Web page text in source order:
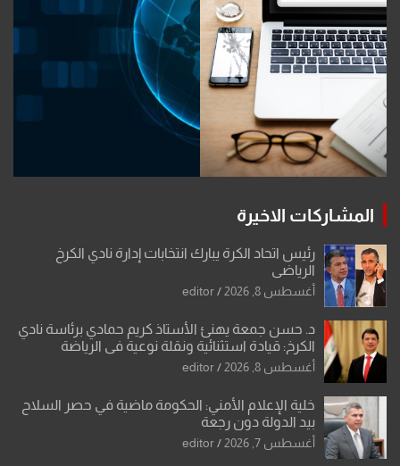
المشاركات الاخيرة
رئيس اتحاد الكرة يبارك انتخابات إدارة نادي الكرخ
الرياضي
أغسطس 8, 2026 editor
د. حسن جمعة يهنئ الأستاذ كريم حمادي برئاسة نادي
الكرخ: قيادة استثنائية ونقلة نوعية في الرياضة
العراقية
أغسطس 8, 2026 editor
خلية الإعلام الأمني: الحكومة ماضية في حصر السلاح
بيد الدولة دون رجعة
أغسطس 7, 2026 editor